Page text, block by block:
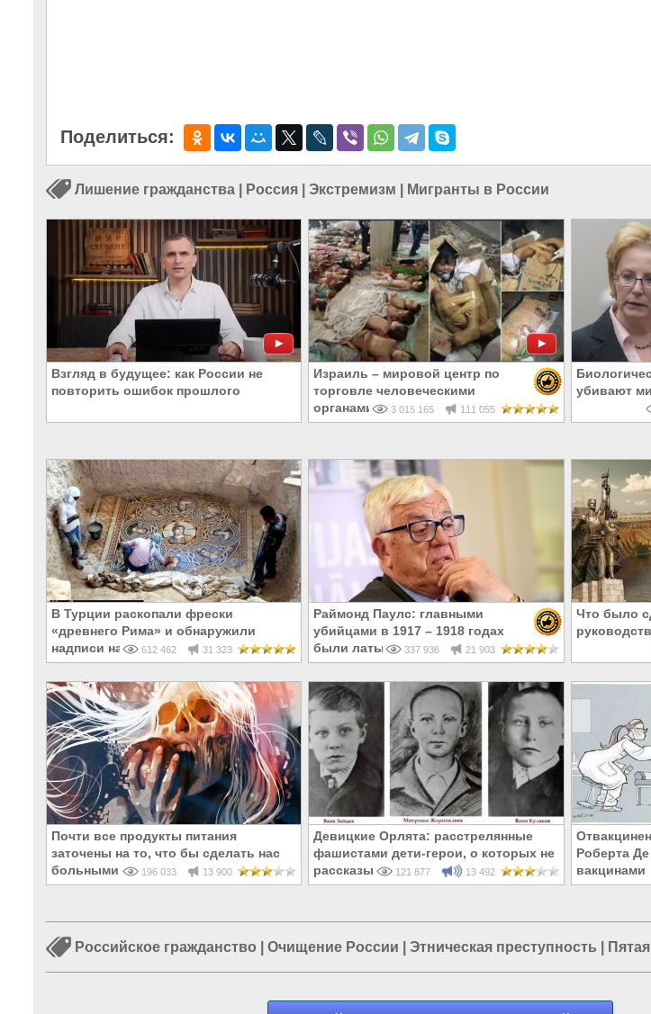
Поделиться:
Лишение гражданства Россия Экстремизм Мигранты в России
Взгляд в будущее: как России не
повторить ошибок прошлого
Израиль – мировой центр по
торговле человеческими
органами
3 015 165 111 055
убивают
В Турции раскопали фрески
«древнего Рима» и обнаружили
надписи на Русском!
612 462 31 323
Раймонд Паулс: главными
убийцами в 1917 – 1918 годах
были латыши и евреи, а не русские
337 936 21 903
Что было
Почти все продукты питания
заточены на то, что бы сделать нас
больными и бесплодными
196 033 13 900
Девицкие Орлята: расстрелянные
фашистами дети-герои, о которых не
рассказывают в школе
121 877 13 492
Роберта
вакцинами
Российское гражданство Очищение России Этническая преступность